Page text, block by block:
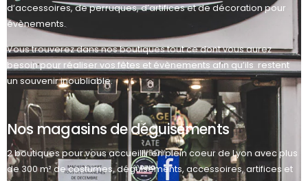
d’accessoires, de perruques, d’artifices et de décoration pour
évènements.
Vous trouverez dans nos boutiques tout ce dont vous aurez
besoin pour réaliser vos fêtes et évènements afin qu’ils restent
un souvenir inoubliable.
Nos magasins de déguisements
2 boutiques pour vous accueillir en plein coeur de Lyon avec plus
de 300 m² de costumes, déguisements, accessoires, artifices et